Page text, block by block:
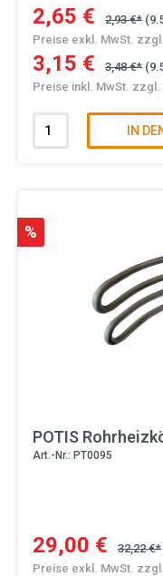
2,65 € 2,93 €*
Preise exkl. MwSt.
3,15 € 3,48 €*
Preise inkl. MwSt.
IN
%
POTIS
Art.-Nr.: PT0095
29,00 € 32,22 €*
Preise exkl. MwSt.